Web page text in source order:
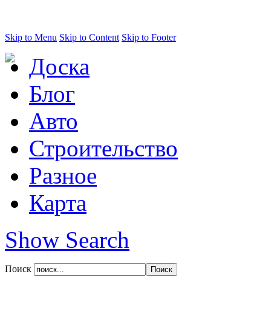
Skip to Menu Skip to Content Skip to Footer
Доска
Блог
Авто
Строительство
Разное
Карта
Show Search
Поиск